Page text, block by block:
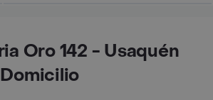
Oro 142 - Usaquén